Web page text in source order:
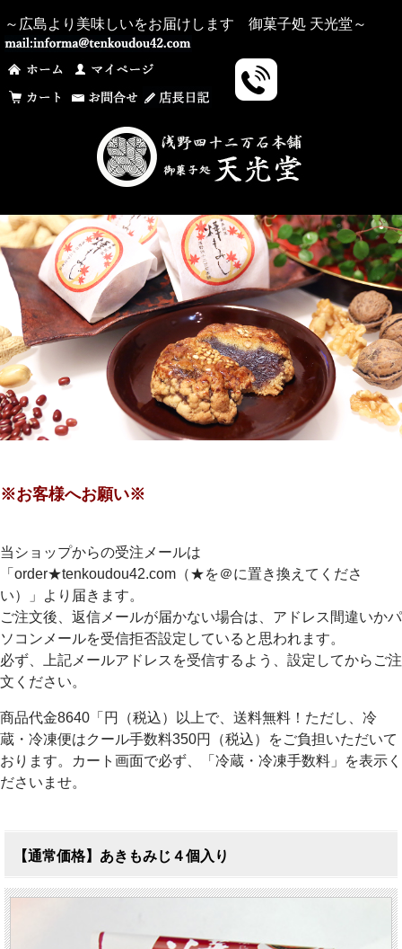
～広島より美味しいをお届けします 御菓子処 天光堂～
※お客様へお願い※
当ショップからの受注メールは
「order★tenkoudou42.com（★を＠に置き換えてくださ
い）」より届きます。
ご注文後、返信メールが届かない場合は、アドレス間違いかパ
ソコンメールを受信拒否設定していると思われます。
必ず、上記メールアドレスを受信するよう、設定してからご注
文ください。
商品代金8640「円（税込）以上で、送料無料！ただし、冷
蔵・冷凍便はクール手数料350円（税込）をご負担いただいて
おります。カート画面で必ず、「冷蔵・冷凍手数料」を表示く
ださいませ。
【通常価格】あきもみじ４個入り